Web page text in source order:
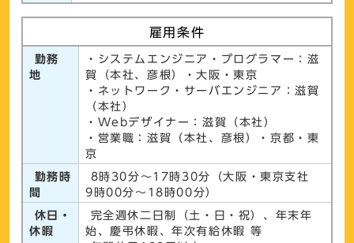
雇用条件
勤務
地
・システムエンジニア・プログラマー：滋
賀（本社、彦根）・大阪・東京
・ネットワーク・サーバエンジニア：滋賀
（本社）
・Webデザイナー：滋賀（本社）
・営業職：滋賀（本社、彦根）・京都・東
京
勤務時
間
8時30分～17時30分（大阪・東京支社
9時00分～18時00分）
休日・
休暇
完全週休二日制（土・日・祝）、年末年
始、慶弔休暇、年次有給休暇 等